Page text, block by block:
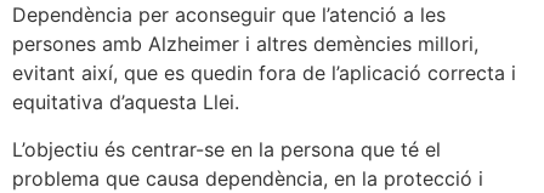
Dependència per aconseguir que l’atenció a les
persones amb Alzheimer i altres demències millori,
evitant així, que es quedin fora de l’aplicació correcta i
equitativa d’aquesta Llei.
L’objectiu és centrar-se en la persona que té el
problema que causa dependència, en la protecció i